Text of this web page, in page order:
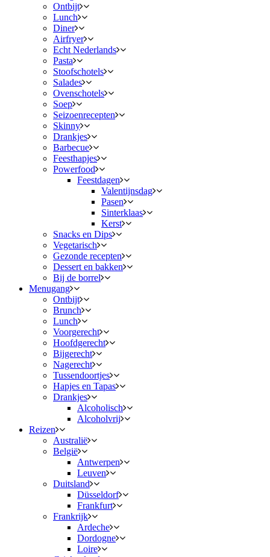
Ontbijt
Lunch
Diner
Airfryer
Echt Nederlands
Pasta
Stoofschotels
Salades
Ovenschotels
Soep
Seizoenrecepten
Skinny
Drankjes
Barbecue
Feesthapjes
Powerfood
Feestdagen
Valentijnsdag
Pasen
Sinterklaas
Kerst
Snacks en Dips
Vegetarisch
Gezonde recepten
Dessert en bakken
Bij de borrel
Menugang
Ontbijt
Brunch
Lunch
Voorgerecht
Hoofdgerecht
Bijgerecht
Nagerecht
Tussendoortjes
Hapjes en Tapas
Drankjes
Alcoholisch
Alcoholvrij
Reizen
Australië
België
Antwerpen
Leuven
Duitsland
Düsseldorf
Frankfurt
Frankrijk
Ardeche
Dordogne
Loire